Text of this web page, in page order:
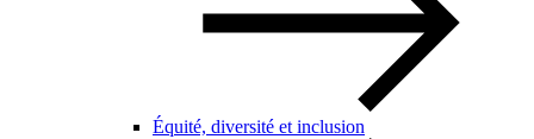
Équité, diversité et inclusion